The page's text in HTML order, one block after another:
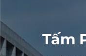
Tấm